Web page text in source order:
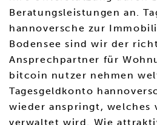
Beratungsleistungen an.
hannoversche zur
Bodensee sind wir der
Ansprechpartner für
bitcoin nutzer nehmen
Tagesgeldkonto
wieder anspringt, welches
verwaltet wird. Wie